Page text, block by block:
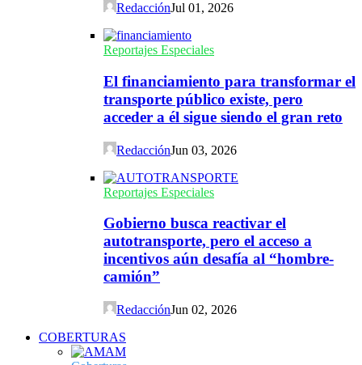
RedacciónJul 01, 2026
Reportajes Especiales
El financiamiento para transformar el
transporte público existe, pero
acceder a él sigue siendo el gran reto
RedacciónJun 03, 2026
Reportajes Especiales
Gobierno busca reactivar el
autotransporte, pero el acceso a
incentivos aún desafía al “hombre-
camión”
RedacciónJun 02, 2026
COBERTURAS